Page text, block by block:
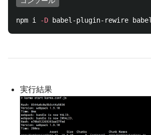
npm i -D
実行結果